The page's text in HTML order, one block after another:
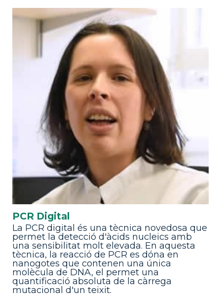
PCR Digital
La PCR digital és una tècnica novedosa que
permet la detecció d'àcids nucleics amb
una sensibilitat molt elevada. En aquesta
tècnica, la reacció de PCR es dóna en
nanogotes que contenen una única
molècula de DNA, el permet una
quantificació absoluta de la càrrega
mutacional d'un teixit.